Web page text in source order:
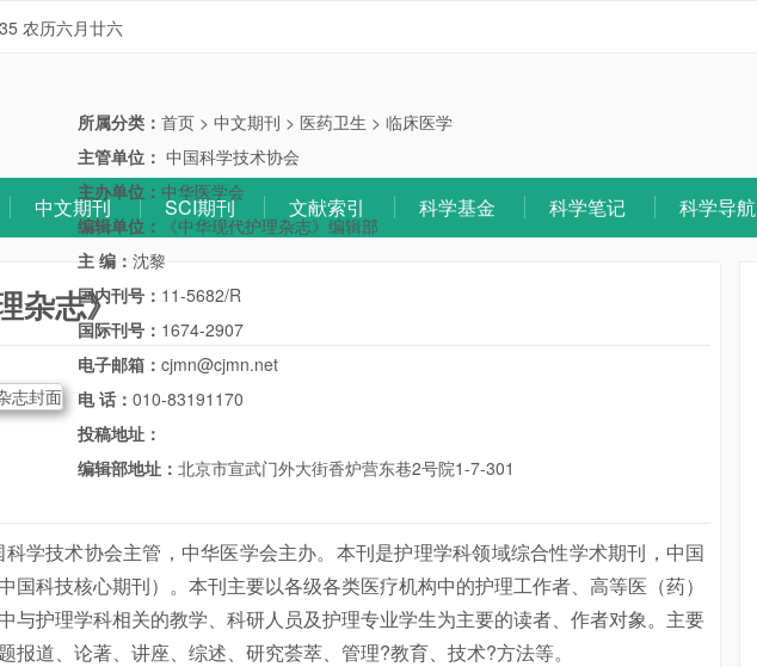
农历六月廿六
中文期刊 SCI期刊 文献索引 科学基金 科学笔记 科学导航
杂志》
所属分类：首页 >中文期刊 > 医药卫生 >临床医学
主管单位：中国科学技术协会
主办单位： 中华医学会
编辑单位：
《中华现代护理杂志》编辑部
主 编：沈黎
国内刊号： 11-5682/R
国际刊号： 1674-2907
电子邮箱：cjmn@cjmn.net
电 话：010-83191170
投稿地址：
编辑部地址：北京市宣武门外大街香炉营东巷2号院1-7-301
学技术协会主管，中华医学会主办。本刊是护理学科领域综合性学术期刊，中国
国科技核心期刊）。本刊主要以各级各类医疗机构中的护理工作者、高等医（药）
与护理学科相关的教学、科研人员及护理专业学生为主要的读者、作者对象。主要
报道、论著、讲座、综述、研究荟萃、管理?教育、技术?方法等。